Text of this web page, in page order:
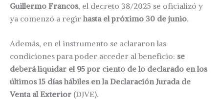
Guillermo Francos, el decreto 38/2025 se oficializó y
ya comenzó a regirhasta el próximo 30 de junio.
Además, en el instrumento se aclararon las
condiciones para poder acceder al beneficio: se
deberá liquidar el 95 por ciento de lo declarado en los
últimos 15 días hábiles en la Declaración Jurada de
Venta al Exterior (DJVE).